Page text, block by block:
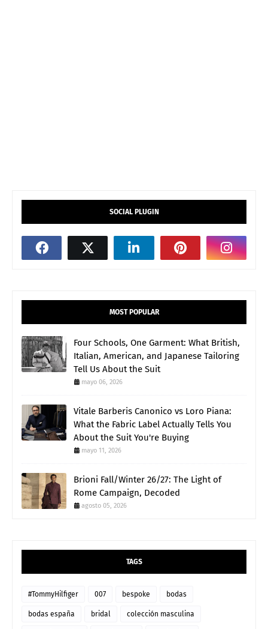
SOCIAL PLUGIN
MOST POPULAR
Four Schools, One Garment: What British,
Italian, American, and Japanese Tailoring
Tell Us About the Suit
mayo 06, 2026
Vitale Barberis Canonico vs Loro Piana:
What the Fabric Label Actually Tells You
About the Suit You're Buying
mayo 11, 2026
Brioni Fall/Winter 26/27: The Light of
Rome Campaign, Decoded
agosto 05, 2026
TAGS
#TommyHilfiger 007 bespoke bodas
bodas españa bridal colección masculina